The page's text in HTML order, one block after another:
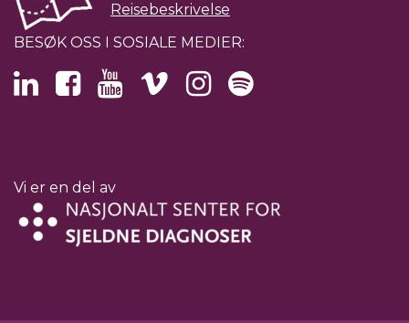
Reisebeskrivelse
BESØK OSS I SOSIALE MEDIER:
Vi er en del av